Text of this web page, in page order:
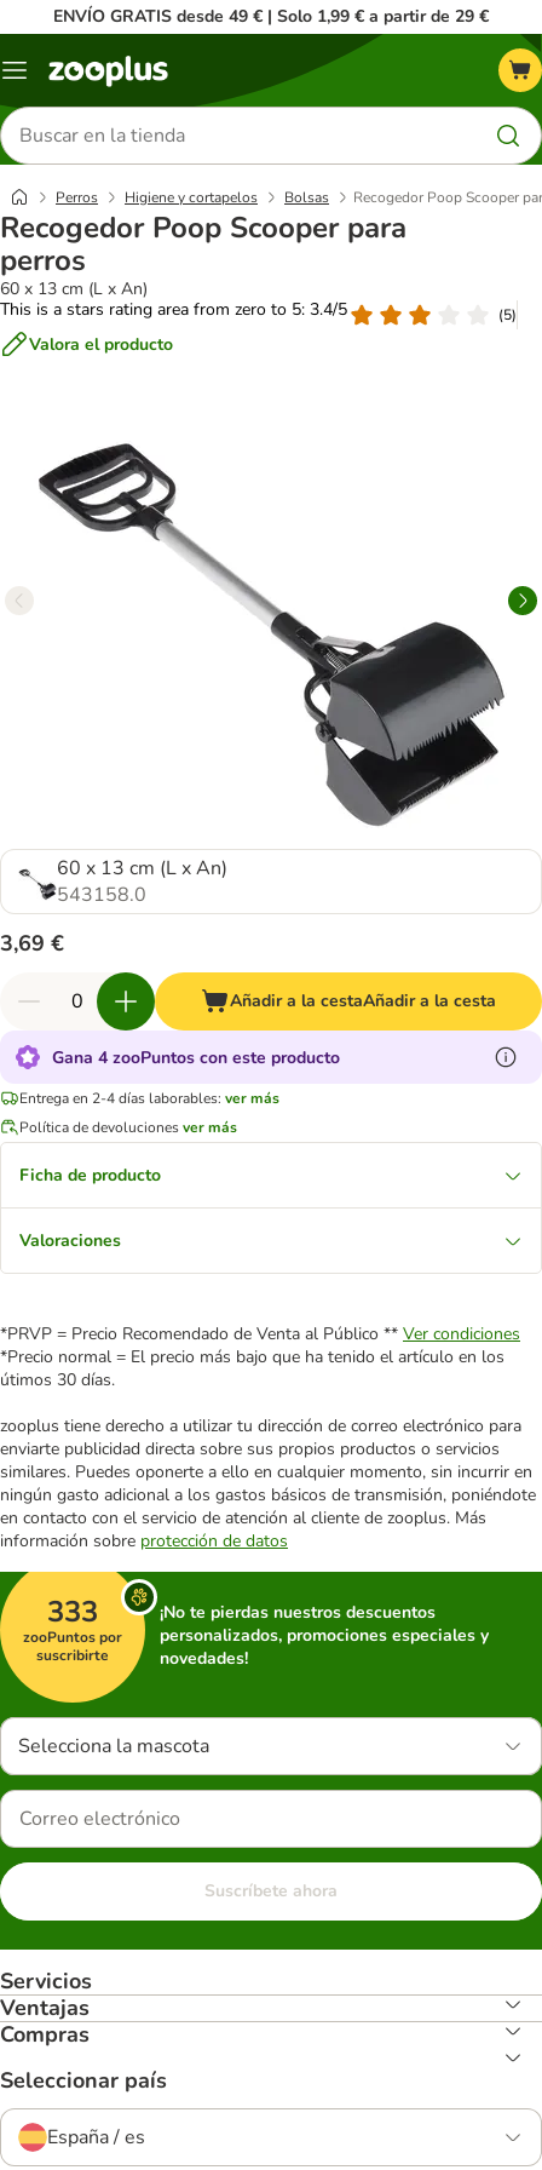
ENVÍO GRATIS desde 49 € | Solo 1,99 € a partir de 29 €
Menú
Buscar
productos
Perros Higiene y cortapelos Bolsas Recogedor Poop Scooper
Recogedor Poop Scooper para
perros
60 x 13 cm (L x An)
This is a stars rating area from zero to 5: 3.4/5
(5)
Valora el producto
60 x 13 cm (L x An)
543158.0
3,69 €
Añadir a la cestaAñadir a la cesta
Gana 4 zooPuntos con este producto
Entrega en 2-4 días laborables: ver más
Política de devolucionesver más
Ficha de producto
Valoraciones
*PRVP = Precio Recomendado de Venta al Público ** Ver condiciones
*Precio normal = El precio más bajo que ha tenido el artículo en los
útimos 30 días.
zooplus tiene derecho a utilizar tu dirección de correo electrónico para
enviarte publicidad directa sobre sus propios productos o servicios
similares. Puedes oponerte a ello en cualquier momento, sin incurrir en
ningún gasto adicional a los gastos básicos de transmisión, poniéndote
en contacto con el servicio de atención al cliente de zooplus. Más
información sobre protección de datos
333
zooPuntos por
suscribirte
¡No te pierdas nuestros descuentos
personalizados, promociones especiales y
novedades!
Selecciona la mascota
Suscríbete ahora
Servicios
Ventajas
Compras
Seleccionar país
España / es